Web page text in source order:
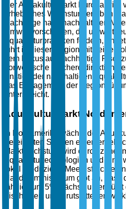
Der Aquakulturmarkt Europa wird
erhebliches Wachstum erleben,
Nachfrage nach nachhaltigen
Umweltvorschriften, die
Aquakulturpraktiken fordern,
führt in dieser Region mit seiner
dem Fokus auf nachhaltige
norwegische Fischereidirektion
Anstieg der nachhaltigen
das Engagement der Region für
unterstreicht.
Aquakulturmarkt
In Nordamerika wächst der
Vereinigten Staaten einen
Marktwachstum wird durch
Aquakulturtechnologien und eine
lokal produzierte Meeresfrüchte
Handelsministerium gibt an, dass
jährlich um 5% wächst,
Fischfutter- und